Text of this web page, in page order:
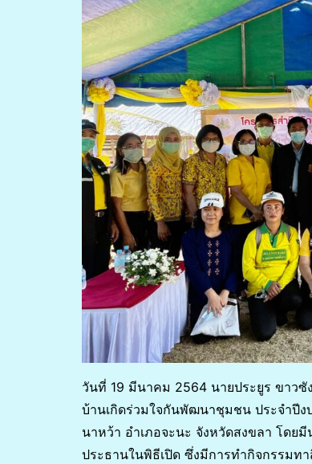
วันที่ 19 มีนาคม 2564 นายประยูร ขาวซั
บ้านเกิดร่วมใจกันพัฒนาชุมชน ประจำ
นาหว้า อำเภอจะนะ จังหวัดสงขลา โดย
ประธานในพิธีเปิด ซึ่งมีการทำกิจกรรม